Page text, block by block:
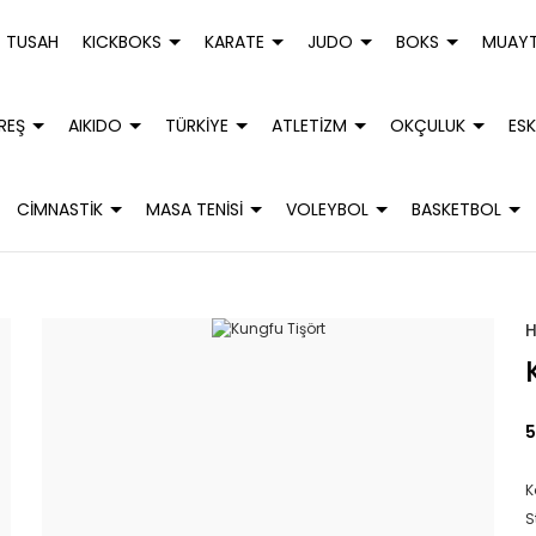
TUSAH KICKBOKS KARATE JUDO BOKS
AIKIDO TÜRKİYE ATLETİZM OKÇULUK
CİMNASTİK MASA TENİSİ VOLEYBOL BASKETBOL